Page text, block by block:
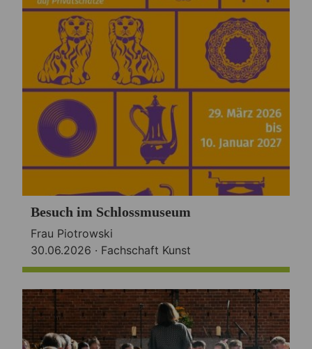
Besuch im Schlossmuseum
Frau Piotrowski
30.06.2026 · Fachschaft Kunst